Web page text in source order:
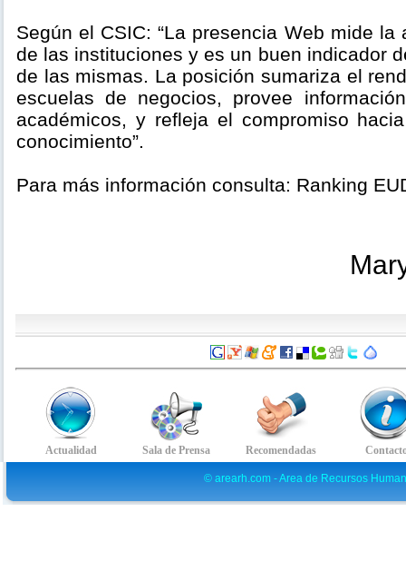
Según el CSIC: “La presencia Web mide
de las instituciones y es un buen indicador
de las mismas. La posición sumariza el
escuelas de negocios, provee
académicos, y refleja el compromiso
conocimiento”.
Para más información consulta: Ranking
© arearh.com - Area de Recursos